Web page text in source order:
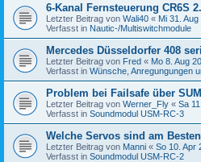
6-Kanal Fernsteuerung CR6S
Letzter Beitrag von Wali40 « Mi 31.
Verfasst in Nautic-/Multiswitchmodule
Mercedes Düsseldorfer 408
Letzter Beitrag von Fred « Mo 8. Aug
Verfasst in Wünsche, Anregungungen
Problem bei Failsafe über
Letzter Beitrag von Werner_Fly « Sa
Verfasst in Soundmodul USM-RC-3
Welche Servos sind am
Letzter Beitrag von Manni « So 10. Apr
Verfasst in Soundmodul USM-RC-2